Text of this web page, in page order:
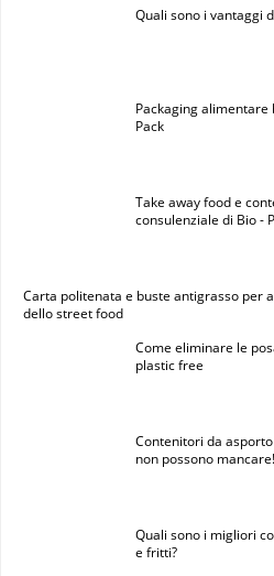
Quali sono i vantaggi
Packaging
Pack
Take away food e
consulenziale di Bio -
Carta politenata e buste antigrasso per
dello street food
Come eliminare le
plastic free
Contenitori da
non possono mancare!
Quali sono i migliori
e fritti?